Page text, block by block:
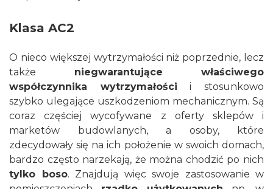
Klasa AC2
O nieco większej wytrzymałości niż poprzednie, lecz
także niegwarantujące właściwego
współczynnika wytrzymałości i stosunkowo
szybko ulegające uszkodzeniom mechanicznym. Są
coraz częściej wycofywane z oferty sklepów i
marketów budowlanych, a osoby, które
zdecydowały się na ich położenie w swoich domach,
bardzo często narzekają, że można chodzić po nich
tylko boso. Znajdują więc swoje zastosowanie w